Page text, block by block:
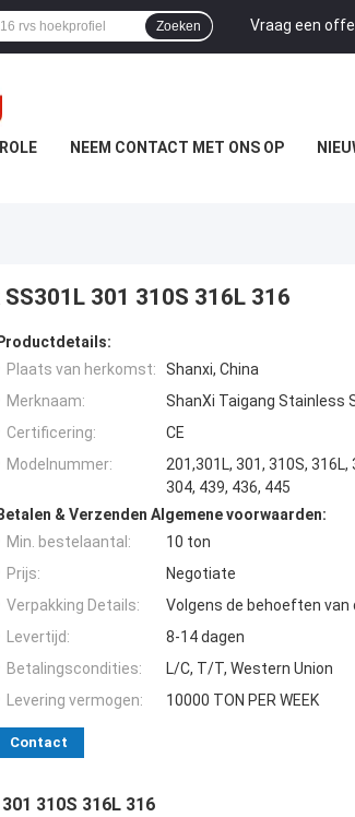
Vraag een
Zoeken
NEEM CONTACT MET ONS OP
301 310S 316L 316
Productdetails:
Plaats van herkomst:
Shanxi, China
Merknaam:
ShanXi Taigang Stainless
Certificering:
CE
Modelnummer:
201,301L, 301, 310S, 316L,
304, 439, 436, 445
Betalen & Verzenden Algemene voorwaarden:
Min. bestelaantal:
10 ton
Prijs:
Negotiate
Verpakking Details:
Volgens de behoeften van
Levertijd:
8-14 dagen
Betalingscondities:
L/C, T/T, Western Union
Levering vermogen:
10000 TON PER WEEK
Contact
310S 316L 316